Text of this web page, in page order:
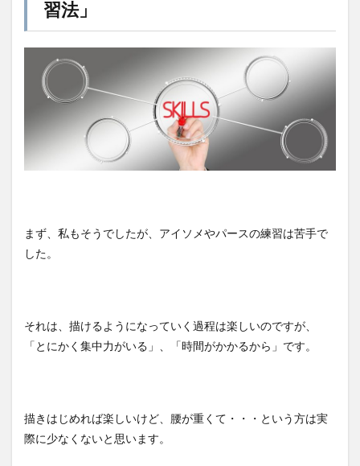
習法」
まず、私もそうでしたが、アイソメやパースの練習は苦手で
した。
それは、描けるようになっていく過程は楽しいのですが、
「とにかく集中力がいる」、「時間がかかるから」です。
描きはじめれば楽しいけど、腰が重くて・・・という方は実
際に少なくないと思います。